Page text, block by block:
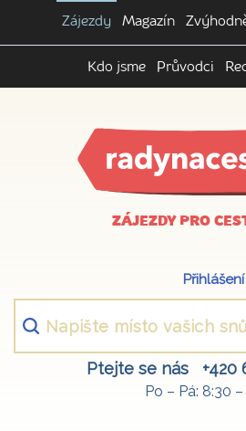
Zájezdy Magazín
Kdo jsme Průvodci
ZÁJEZDY PRO
Přihlášení
Ptejte se nás +420
Po – Pá: 8:30